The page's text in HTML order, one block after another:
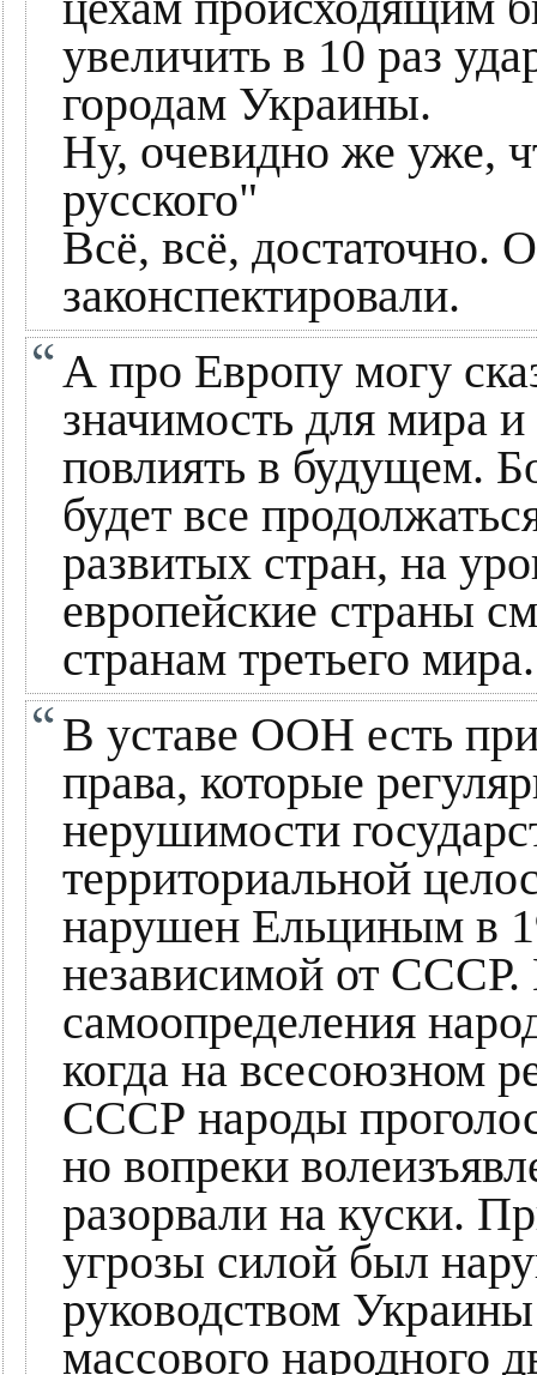
увеличить в 10 раз
городам Украины.
Ну, очевидно же уже,
русского"
Всё, всё, достаточно.
законспектировали.
А про Европу могу
значимость для мира
повлиять в будущем.
будет все
развитых стран, на
европейские страны
странам третьего мира.
В уставе ООН есть
права, которые
нерушимости
территориальной
нарушен Ельциным в
независимой от
самоопределения
когда на всесоюзном
СССР народы
но вопреки
разорвали на куски.
угрозы силой был
руководством
массового народного